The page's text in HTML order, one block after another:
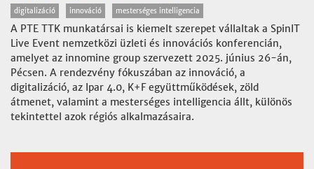
digitalizáció innováció mesterséges intelligencia
A PTE TTK munkatársai is kiemelt szerepet vállaltak a SpinIT
Live Event nemzetközi üzleti és innovációs konferencián,
amelyet az innomine group szervezett 2025. június 26-án,
Pécsen. A rendezvény fókuszában az innováció, a
digitalizáció, az Ipar 4.0, K+F együttműködések, zöld
átmenet, valamint a mesterséges intelligencia állt, különös
tekintettel azok régiós alkalmazásaira.